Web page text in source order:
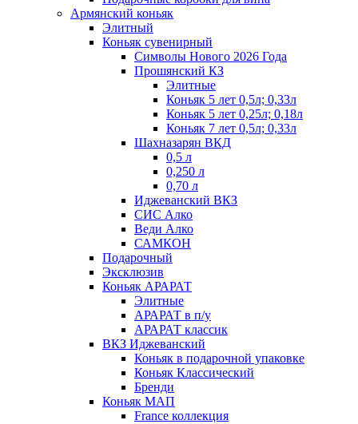
Армянский коньяк
Элитный
Коньяк сувенирный
Символы Нового 2026 Года
Прошянский КЗ
Элитные
Коньяк 5 лет 0,5л; 0,33л
Коньяк 5 лет 0,25л; 0,18л
Коньяк 7 лет 0,5л; 0,33л
Шахназарян ВКД
0,5 л
0,250 л
0,70 л
Иджеванский ВКЗ
СИС Алко
Веди Алко
САМКОН
Подарочный
Эксклюзив
Коньяк АРАРАТ
Элитные
АРАРАТ в п/у
АРАРАТ классик
ВКЗ Иджеванский
Коньяк в подарочной упаковке
Коньяк Классический
Бренди
Коньяк МАП
France коллекция